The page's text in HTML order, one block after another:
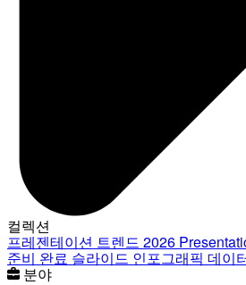
컬렉션
프레젠테이션 트렌드 2026
준비 완료 슬라이드 인포그래픽 데이
분야